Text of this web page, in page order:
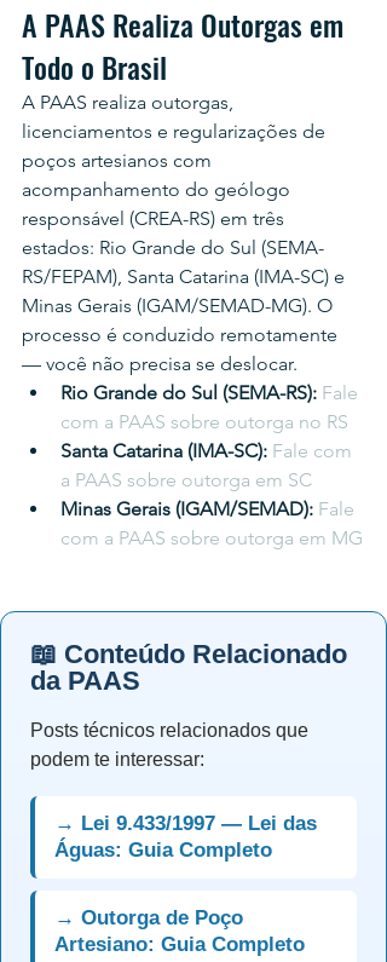
A PAAS Realiza Outorgas em
Todo o Brasil
A PAAS realiza outorgas,
licenciamentos e regularizações de
poços artesianos com
acompanhamento do geólogo
responsável (CREA-RS) em três
estados: Rio Grande do Sul (SEMA-
RS/FEPAM), Santa Catarina (IMA-SC) e
Minas Gerais (IGAM/SEMAD-MG). O
processo é conduzido remotamente
— você não precisa se deslocar.
Rio Grande do Sul (SEMA-RS): Fale
com a PAAS sobre outorga no RS
Santa Catarina (IMA-SC): Fale com
a PAAS sobre outorga em SC
Minas Gerais (IGAM/SEMAD): Fale
com a PAAS sobre outorga em MG
📖 Conteúdo Relacionado
da PAAS
Posts técnicos relacionados que
podem te interessar:
→ Lei 9.433/1997 — Lei das
Águas: Guia Completo
→ Outorga de Poço
Artesiano: Guia Completo